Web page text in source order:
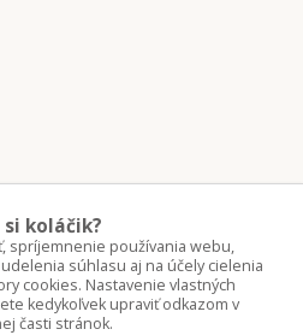
si koláčik?
spríjemnenie používania webu,
súhlasu aj na účely cielenia
cookies. Nastavenie vlastných
kedykoľvek upraviť odkazom v
časti stránok.